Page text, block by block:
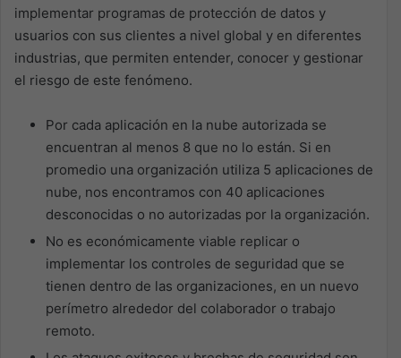
implementar programas de protección de datos y
usuarios con sus clientes a nivel global y en diferentes
industrias, que permiten entender, conocer y gestionar
el riesgo de este fenómeno.
Por cada aplicación en la nube autorizada se
encuentran al menos 8 que no lo están. Si en
promedio una organización utiliza 5 aplicaciones de
nube, nos encontramos con 40 aplicaciones
desconocidas o no autorizadas por la organización.
No es económicamente viable replicar o
implementar los controles de seguridad que se
tienen dentro de las organizaciones, en un nuevo
perímetro alrededor del colaborador o trabajo
remoto.